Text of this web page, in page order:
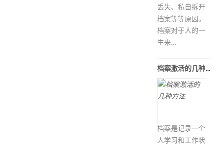
丢失、私自拆开
档案等等原因。
档案对于人的一
生来...
档案激活的几种方法
档案是记录一个
人学习和工作状